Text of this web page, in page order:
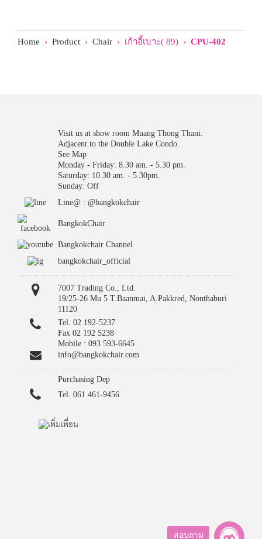
Home ›Product ›Chair › เก้าอี้เบาะ( 89) ›CPU-402
Visit us at show room Muang Thong Thani.
Adjacent to the Double Lake Condo.
See Map
Monday - Friday: 8.30 am. - 5.30 pm.
Saturday: 10.30 am. - 5.30pm.
Sunday: Off
Line@ : @bangkokchair
BangkokChair
Bangkokchair Channel
bangkokchair_official
7007 Trading Co., Ltd.
19/25-26 Mu 5 T.Baanmai, A.Pakkred, Nonthaburi
11120
Tel. 02 192-5237
Fax 02 192 5238
Mobile : 093 593-6645
info@bangkokchair.com
Purchasing Dep
Tel. 061 461-9456
สอบถาม